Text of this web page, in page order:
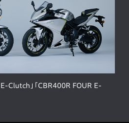
Clutch」「CBR400R FOUR E-